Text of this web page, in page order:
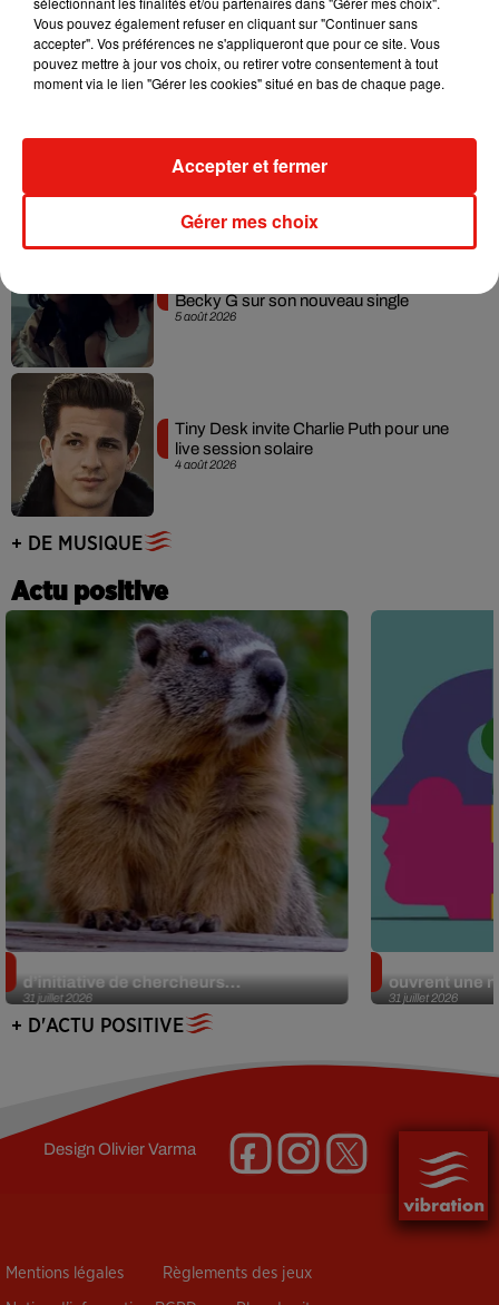
7 août 2026
7 août 2026
5 août 2026
Becky G sur son nouveau single
4 août 2026
Tiny Desk invite Charlie Puth pour une
live session solaire
+ DE MUSIQUE
Actu positive
31 juillet 2026
d’initiative de chercheurs...
31 juillet 2026
ouvrent une
+ D'ACTU POSITIVE
DesignOlivier Varma
Mentions légales Règlements des jeux
Vous pouvez également refuser en cliquant sur "Continuer sans
accepter". Vos préférences ne s'appliqueront que pour ce site. Vous
pouvez mettre à jour vos choix, ou retirer votre consentement à tout
moment via le lien "Gérer les cookies" situé en bas de chaque page.
Gérer mes choix
Accepter et fermer